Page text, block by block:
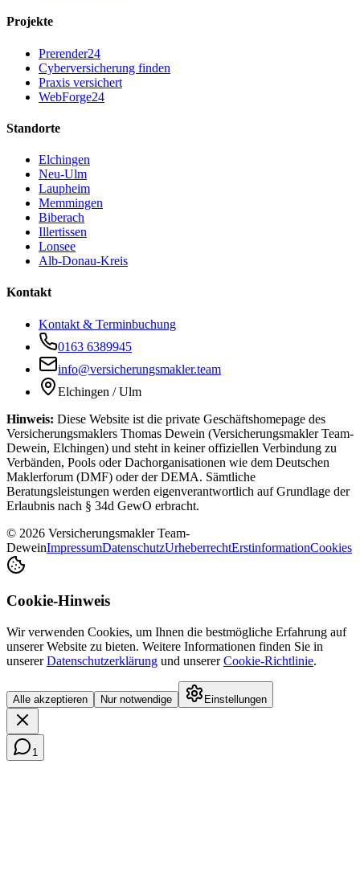
Projekte
Prerender24
Cyberversicherung finden
Praxis versichert
WebForge24
Standorte
Elchingen
Neu-Ulm
Laupheim
Memmingen
Biberach
Illertissen
Lonsee
Alb-Donau-Kreis
Kontakt
Kontakt & Terminbuchung
0163 6389945
info@versicherungsmakler.team
Elchingen / Ulm
Hinweis: Diese Website ist die private Geschäftshomepage des
Versicherungsmaklers Thomas Dewein (Versicherungsmakler Team-
Dewein, Elchingen) und steht in keiner offiziellen Verbindung zu
Verbänden, Pools oder Dachorganisationen wie dem Deutschen
Maklerforum (DMF) oder der DEMA. Sämtliche
Beratungsleistungen werden eigenverantwortlich auf Grundlage der
Erlaubnis nach § 34d GewO erbracht.
© 2026 Versicherungsmakler Team-
DeweinImpressumDatenschutzUrheberrechtErstinformationCookies
Cookie-Hinweis
Wir verwenden Cookies, um Ihnen die bestmögliche Erfahrung auf
unserer Website zu bieten. Weitere Informationen finden Sie in
unsererDatenschutzerklärung und unsererCookie-Richtlinie.
Alle akzeptieren Nur notwendige Einstellungen
1